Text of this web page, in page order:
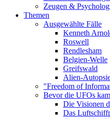
Zeugen &
Themen
Ausgewählte Fälle
Kenneth
Roswell
Rendlesham
Belgien-Welle
Greifswald
Alien-
"Freedom of
Bevor die UFOs
Die Visionen
Das